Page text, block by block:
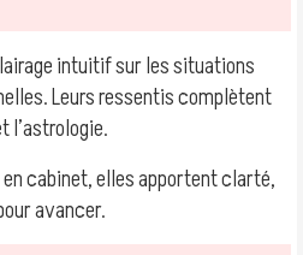
intuitif sur les situations
Leurs ressentis complètent
l’astrologie.
cabinet, elles apportent clarté,
avancer.